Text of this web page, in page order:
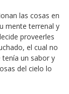
las cosas en
mente terrenal y
proveerles
el cual no
tenía un sabor y
del cielo lo